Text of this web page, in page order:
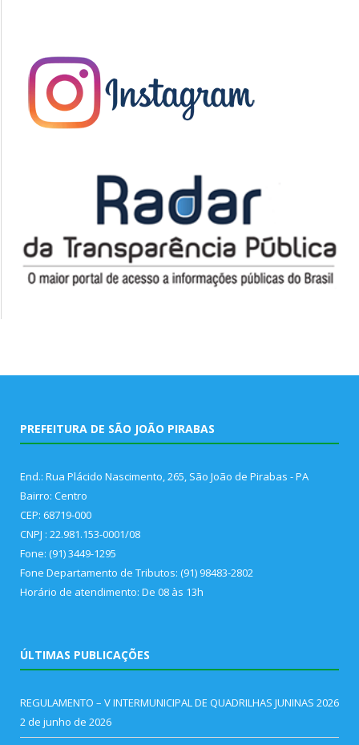
PREFEITURA DE SÃO JOÃO PIRABAS
End.: Rua Plácido Nascimento, 265, São João de Pirabas - PA
Bairro: Centro
CEP: 68719-000
CNPJ : 22.981.153-0001/08
Fone: (91) 3449-1295
Fone Departamento de Tributos: (91) 98483-2802
Horário de atendimento: De 08 às 13h
ÚLTIMAS PUBLICAÇÕES
REGULAMENTO – V INTERMUNICIPAL DE QUADRILHAS JUNINAS 2026
2 de junho de 2026